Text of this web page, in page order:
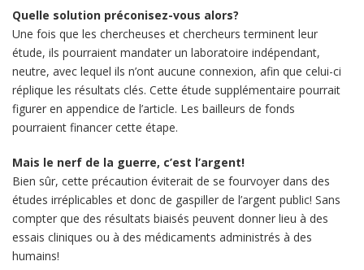
Quelle solution préconisez-vous alors?
Une fois que les chercheuses et chercheurs terminent leur
étude, ils pourraient mandater un laboratoire indépendant,
neutre, avec lequel ils n’ont aucune connexion, afin que celui-ci
réplique les résultats clés. Cette étude supplémentaire pourrait
figurer en appendice de l’article. Les bailleurs de fonds
pourraient financer cette étape.
Mais le nerf de la guerre, c’est l’argent!
Bien sûr, cette précaution éviterait de se fourvoyer dans des
études irréplicables et donc de gaspiller de l’argent public! Sans
compter que des résultats biaisés peuvent donner lieu à des
essais cliniques ou à des médicaments administrés à des
humains!